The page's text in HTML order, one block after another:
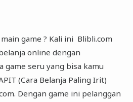
game ? Kali ini Blibli.com
online dengan
game seru yang bisa kamu
(Cara Belanja Paling Irit)
Dengan game ini pelanggan